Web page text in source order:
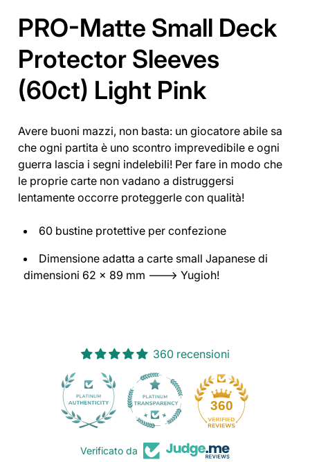
PRO-Matte Small Deck
Protector Sleeves
(60ct) Light Pink
Avere buoni mazzi, non basta: un giocatore abile sa
che ogni partita è uno scontro imprevedibile e ogni
guerra lascia i segni indelebili! Per fare in modo che
le proprie carte non vadano a distruggersi
lentamente occorre proteggerle con qualità!
60 bustine protettive per confezione
Dimensione adatta a carte small Japanese di
dimensioni 62 x 89 mm ---> Yugioh!
360 recensioni
360
Verificato da